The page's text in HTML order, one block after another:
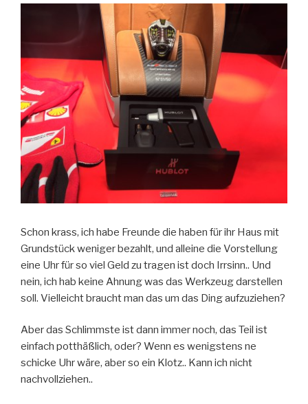
Schon krass, ich habe Freunde die haben für ihr Haus mit
Grundstück weniger bezahlt, und alleine die Vorstellung
eine Uhr für so viel Geld zu tragen ist doch Irrsinn.. Und
nein, ich hab keine Ahnung was das Werkzeug darstellen
soll. Vielleicht braucht man das um das Ding aufzuziehen?
Aber das Schlimmste ist dann immer noch, das Teil ist
einfach potthäßlich, oder? Wenn es wenigstens ne
schicke Uhr wäre, aber so ein Klotz.. Kann ich nicht
nachvollziehen..